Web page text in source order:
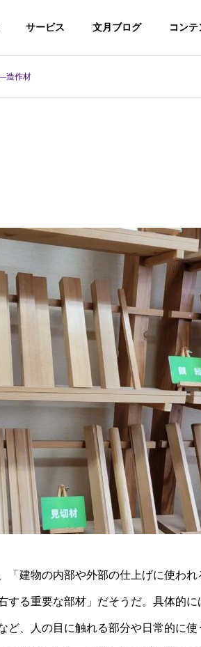
サービス 文月ブログ コンテ
募集 ハー
セミナー、
川流域の森を守る
吉田
足柄
造作材
「建物の内部や外部の仕上げに使わ
る重要な部材」だそうだ。具体的に
ど、人の目に触れる部分や日常的に